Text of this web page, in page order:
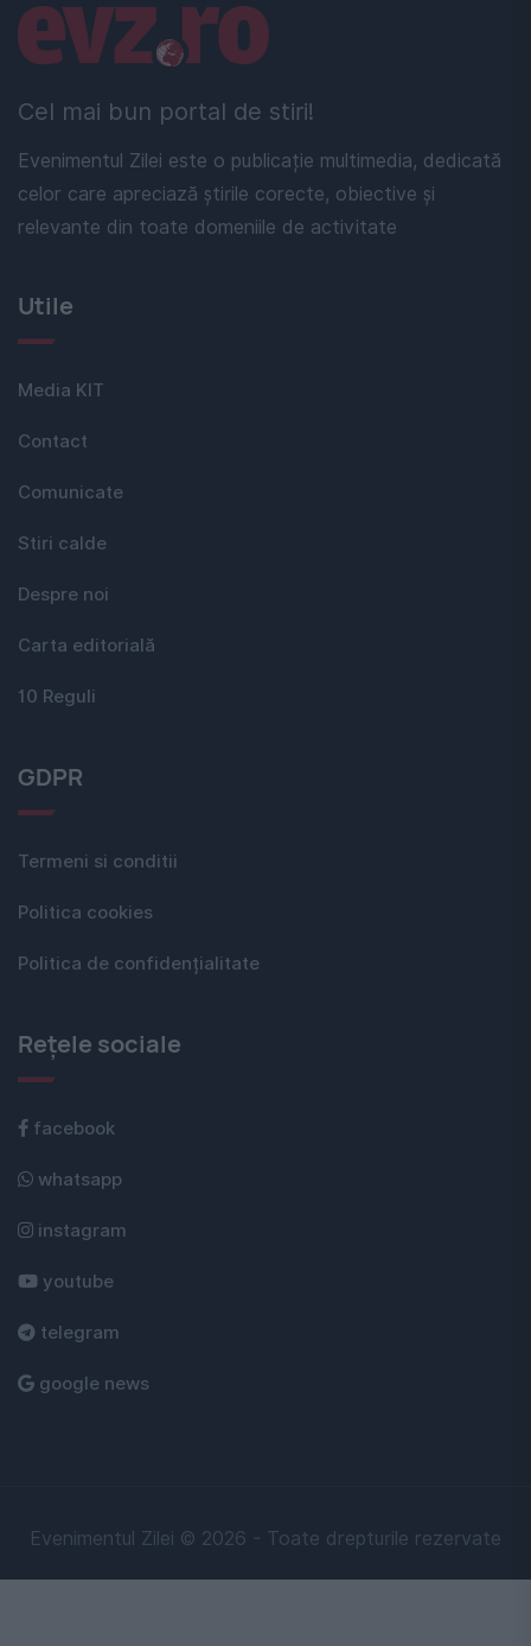
Cel mai bun portal de stiri!
Evenimentul Zilei este o publicație multimedia, dedicată
celor care apreciază știrile corecte, obiective și
relevante din toate domeniile de activitate
Linkuri utile
Utile
Media KIT
Contact
Comunicate
Stiri calde
Despre noi
Carta editorială
10 Reguli
GDPR
Termeni si conditii
Politica cookies
Politica de confidențialitate
Rețele sociale
facebook
whatsapp
instagram
youtube
telegram
google news
Evenimentul Zilei © 2026 - Toate drepturile rezervate